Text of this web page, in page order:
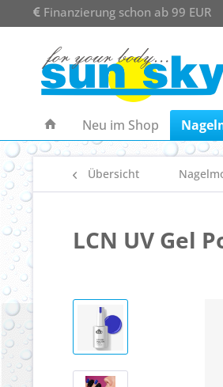
Finanzierung schon ab 99 EUR
Neu im Shop
Übersicht
LCN UV Gel